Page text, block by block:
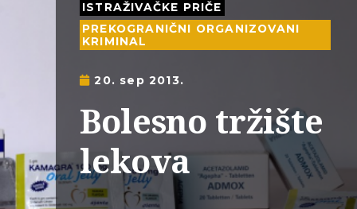
ISTRAŽIVAČKE PRIČE
PREKOGRANIČNI ORGANIZOVANI
KRIMINAL
20. sep 2013.
Bolesno tržište
lekova